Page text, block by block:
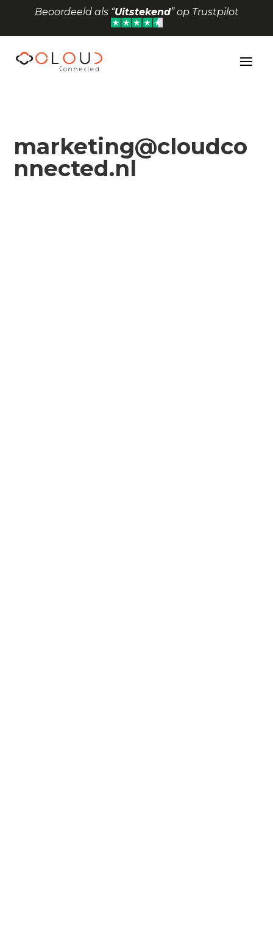
Beoordeeld als “Uitstekend” op Trustpilot
marketing@cloudco
nnected.nl